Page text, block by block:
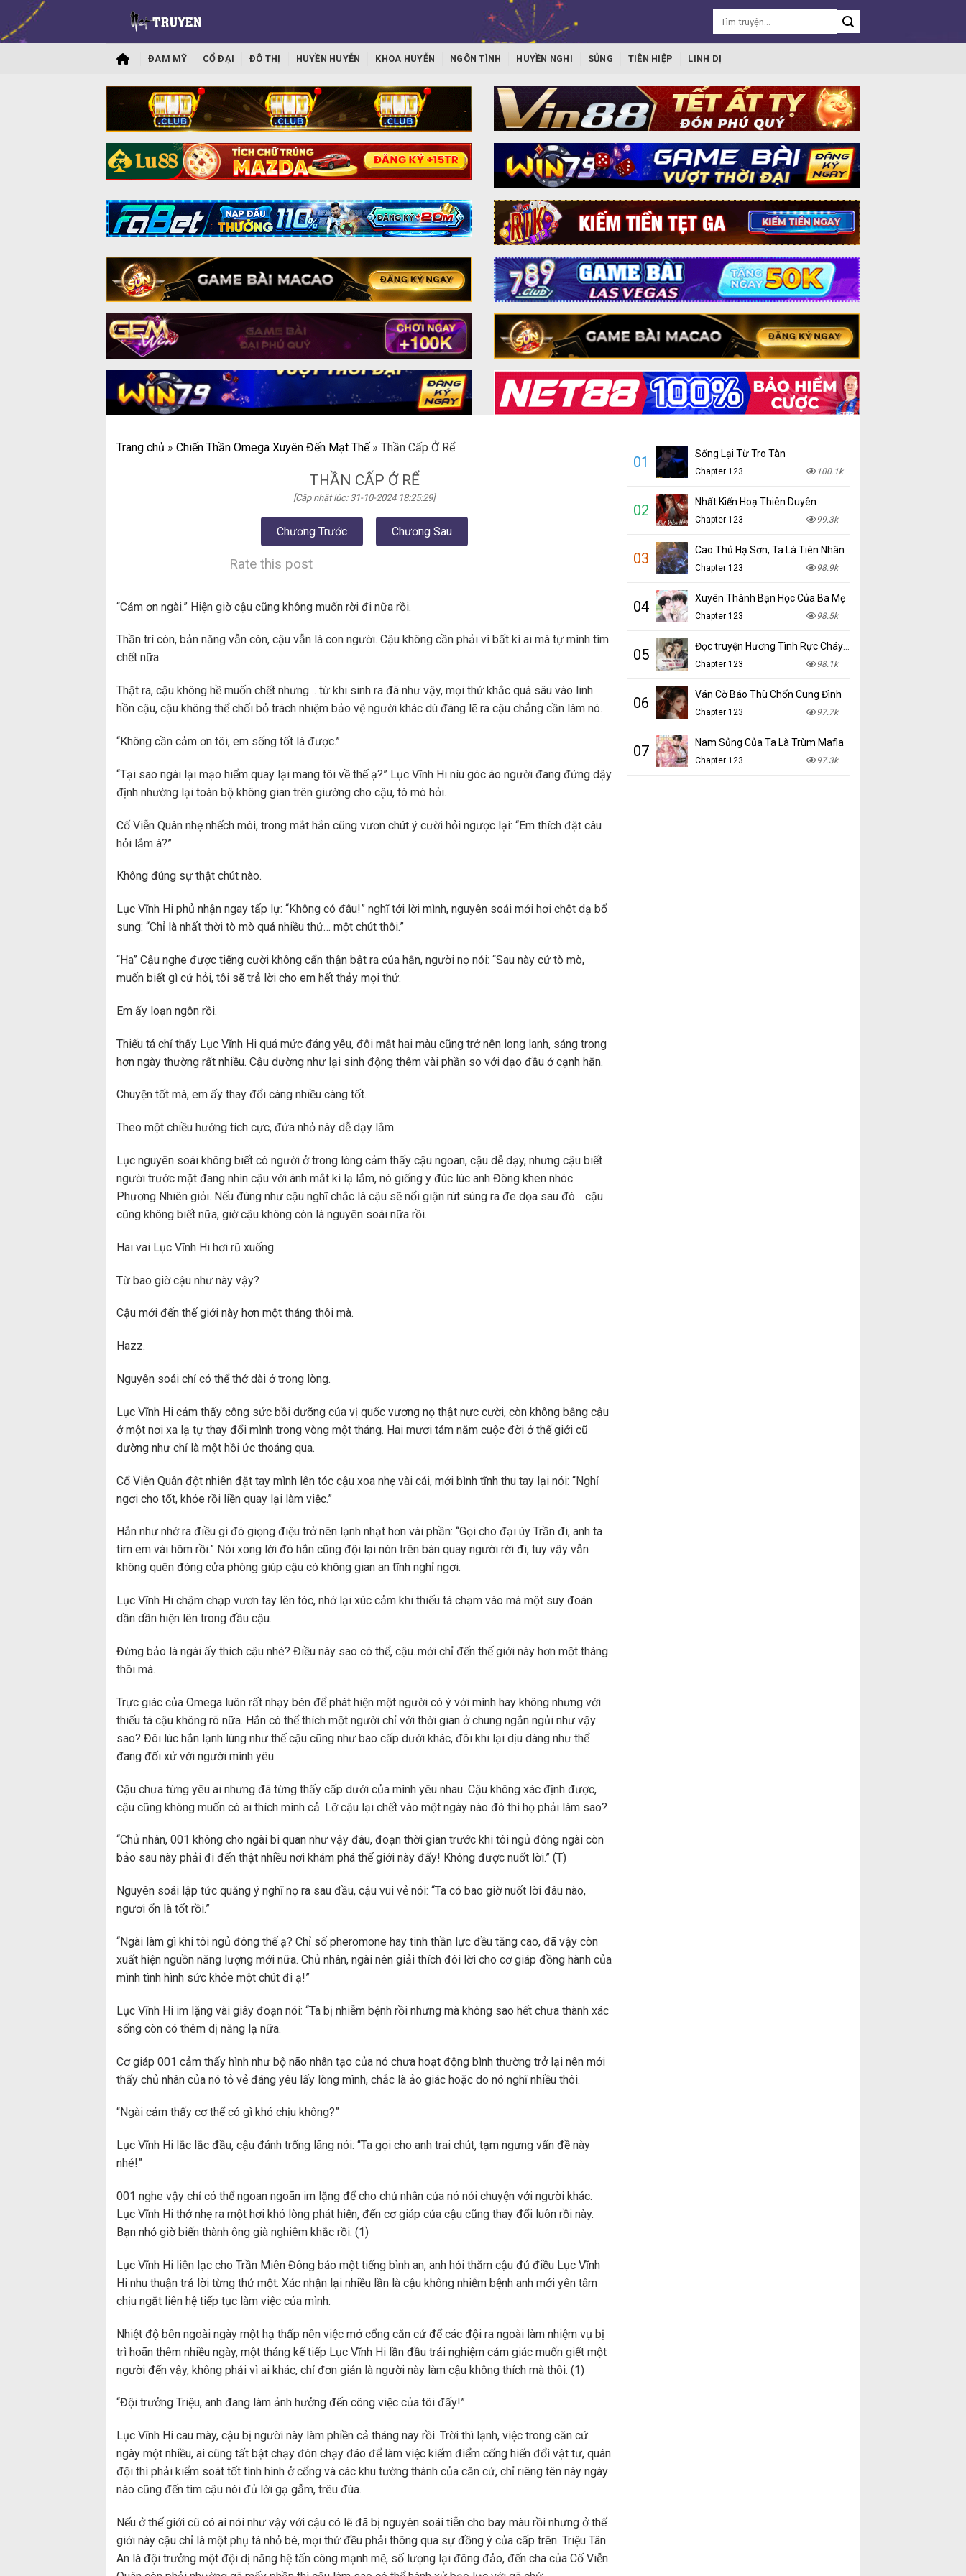
ĐAM MỸ CỔ ĐẠI ĐÔ THỊ HUYỀN HUYỄN KHOA HUYỄN NGÔN TÌNH HUYỀN NGHI SỦNG TIÊN HIỆP LINH DỊ
Trang chủ » Chiến Thần Omega Xuyên Đến Mạt Thế» Thần Cấp Ở Rể
THẦN CẤP Ở RỂ
[Cập nhật lúc: 31-10-2024 18:25:29]
Chương Trước Chương Sau
Rate this post
“Cảm ơn ngài.” Hiện giờ cậu cũng không muốn rời đi nữa rồi.
Thần trí còn, bản năng vẫn còn, cậu vẫn là con người. Cậu không cần phải vì bất kì ai mà tự mình tìm
chết nữa.
Thật ra, cậu không hề muốn chết nhưng… từ khi sinh ra đã như vậy, mọi thứ khắc quá sâu vào linh
hồn cậu, cậu không thể chối bỏ trách nhiệm bảo vệ người khác dù đáng lẽ ra cậu chẳng cần làm nó.
“Không cần cảm ơn tôi, em sống tốt là được.”
“Tại sao ngài lại mạo hiểm quay lại mang tôi về thế ạ?” Lục Vĩnh Hi níu góc áo người đang đứng dậy
định nhường lại toàn bộ không gian trên giường cho cậu, tò mò hỏi.
Cố Viễn Quân nhẹ nhếch môi, trong mắt hắn cũng vươn chút ý cười hỏi ngược lại: “Em thích đặt câu
hỏi lắm à?”
Không đúng sự thật chút nào.
Lục Vĩnh Hi phủ nhận ngay tấp lự: “Không có đâu!” nghĩ tới lời mình, nguyên soái mới hơi chột dạ bổ
sung: “Chỉ là nhất thời tò mò quá nhiều thứ… một chút thôi.”
“Ha” Cậu nghe được tiếng cười không cẩn thận bật ra của hắn, người nọ nói: “Sau này cứ tò mò,
muốn biết gì cứ hỏi, tôi sẽ trả lời cho em hết thảy mọi thứ.
Em ấy loạn ngôn rồi.
Thiếu tá chỉ thấy Lục Vĩnh Hi quá mức đáng yêu, đôi mắt hai màu cũng trở nên long lanh, sáng trong
hơn ngày thường rất nhiều. Cậu dường như lại sinh động thêm vài phần so với dạo đầu ở cạnh hắn.
Chuyện tốt mà, em ấy thay đổi càng nhiều càng tốt.
Theo một chiều hướng tích cực, đứa nhỏ này dễ dạy lắm.
Lục nguyên soái không biết có người ở trong lòng cảm thấy cậu ngoan, cậu dễ dạy, nhưng cậu biết
người trước mặt đang nhìn cậu với ánh mắt kì lạ lắm, nó giống y đúc lúc anh Đông khen nhóc
Phương Nhiên giỏi. Nếu đúng như cậu nghĩ chắc là cậu sẽ nổi giận rút súng ra đe dọa sau đó… cậu
cũng không biết nữa, giờ cậu không còn là nguyên soái nữa rồi.
Hai vai Lục Vĩnh Hi hơi rũ xuống.
Từ bao giờ cậu như này vậy?
Cậu mới đến thế giới này hơn một tháng thôi mà.
Hazz.
Nguyên soái chỉ có thể thở dài ở trong lòng.
Lục Vĩnh Hi cảm thấy công sức bồi dưỡng của vị quốc vương nọ thật nực cười, còn không bằng cậu
ở một nơi xa lạ tự thay đổi mình trong vòng một tháng. Hai mươi tám năm cuộc đời ở thế giới cũ
dường như chỉ là một hồi ức thoáng qua.
Cổ Viễn Quân đột nhiên đặt tay mình lên tóc cậu xoa nhẹ vài cái, mới bình tĩnh thu tay lại nói: “Nghỉ
ngơi cho tốt, khỏe rồi liền quay lại làm việc.”
Hắn như nhớ ra điều gì đó giọng điệu trở nên lạnh nhạt hơn vài phần: “Gọi cho đại úy Trần đi, anh ta
tìm em vài hôm rồi.” Nói xong lời đó hắn cũng đội lại nón trên bàn quay người rời đi, tuy vậy vẫn
không quên đóng cửa phòng giúp cậu có không gian an tĩnh nghỉ ngơi.
Lục Vĩnh Hi chậm chạp vươn tay lên tóc, nhớ lại xúc cảm khi thiếu tá chạm vào mà một suy đoán
dần dần hiện lên trong đầu cậu.
Đừng bảo là ngài ấy thích cậu nhé? Điều này sao có thể, cậu..mới chỉ đến thế giới này hơn một tháng
thôi mà.
Trực giác của Omega luôn rất nhạy bén để phát hiện một người có ý với mình hay không nhưng với
thiếu tá cậu không rõ nữa. Hắn có thể thích một người chỉ với thời gian ở chung ngắn ngủi như vậy
sao? Đôi lúc hắn lạnh lùng như thế cậu cũng như bao cấp dưới khác, đôi khi lại dịu dàng như thể
đang đối xử với người mình yêu.
Cậu chưa từng yêu ai nhưng đã từng thấy cấp dưới của mình yêu nhau. Cậu không xác định được,
cậu cũng không muốn có ai thích mình cả. Lỡ cậu lại chết vào một ngày nào đó thì họ phải làm sao?
“Chủ nhân, 001 không cho ngài bi quan như vậy đâu, đoạn thời gian trước khi tôi ngủ đông ngài còn
bảo sau này phải đi đến thật nhiều nơi khám phá thế giới này đấy! Không được nuốt lời.” (T)
Nguyên soái lập tức quăng ý nghĩ nọ ra sau đầu, cậu vui vẻ nói: “Ta có bao giờ nuốt lời đâu nào,
ngươi ổn là tốt rồi.”
“Ngài làm gì khi tôi ngủ đông thế ạ? Chỉ số pheromone hay tinh thần lực đều tăng cao, đã vậy còn
xuất hiện nguồn năng lượng mới nữa. Chủ nhân, ngài nên giải thích đôi lời cho cơ giáp đồng hành của
mình tình hình sức khỏe một chút đi ạ!”
Lục Vĩnh Hi im lặng vài giây đoạn nói: “Ta bị nhiễm bệnh rồi nhưng mà không sao hết chưa thành xác
sống còn có thêm dị năng lạ nữa.
Cơ giáp 001 cảm thấy hình như bộ não nhân tạo của nó chưa hoạt động bình thường trở lại nên mới
thấy chủ nhân của nó tỏ vẻ đáng yêu lấy lòng mình, chắc là ảo giác hoặc do nó nghĩ nhiều thôi.
“Ngài cảm thấy cơ thể có gì khó chịu không?”
Lục Vĩnh Hi lắc lắc đầu, cậu đánh trống lãng nói: “Ta gọi cho anh trai chút, tạm ngưng vấn đề này
nhé!”
001 nghe vậy chỉ có thể ngoan ngoãn im lặng để cho chủ nhân của nó nói chuyện với người khác.
Lục Vĩnh Hi thở nhẹ ra một hơi khó lòng phát hiện, đến cơ giáp của cậu cũng thay đổi luôn rồi này.
Bạn nhỏ giờ biến thành ông già nghiêm khắc rồi. (1)
Lục Vĩnh Hi liên lạc cho Trần Miên Đông báo một tiếng bình an, anh hỏi thăm cậu đủ điều Lục Vĩnh
Hi nhu thuận trả lời từng thứ một. Xác nhận lại nhiều lần là cậu không nhiễm bệnh anh mới yên tâm
chịu ngắt liên hệ tiếp tục làm việc của mình.
Nhiệt độ bên ngoài ngày một hạ thấp nên việc mở cổng căn cứ để các đội ra ngoài làm nhiệm vụ bị
trì hoãn thêm nhiều ngày, một tháng kế tiếp Lục Vĩnh Hi lần đầu trải nghiệm cảm giác muốn giết một
người đến vậy, không phải vì ai khác, chỉ đơn giản là người này làm cậu không thích mà thôi. (1)
“Đội trưởng Triệu, anh đang làm ảnh hưởng đến công việc của tôi đấy!”
Lục Vĩnh Hi cau mày, cậu bị người này làm phiền cả tháng nay rồi. Trời thì lạnh, việc trong căn cứ
ngày một nhiều, ai cũng tất bật chạy đôn chạy đáo để làm việc kiếm điểm cống hiến đổi vật tư, quân
đội thì phải kiểm soát tốt tình hình ở cổng và các khu tường thành của căn cứ, chỉ riêng tên này ngày
nào cũng đến tìm cậu nói đủ lời gạ gẫm, trêu đùa.
Nếu ở thế giới cũ có ai nói như vậy với cậu có lẽ đã bị nguyên soái tiễn cho bay màu rồi nhưng ở thế
giới này cậu chỉ là một phụ tá nhỏ bé, mọi thứ đều phải thông qua sự đồng ý của cấp trên. Triệu Tân
An là đội trưởng một đội dị năng hệ tấn công mạnh mẽ, số lượng lại đông đảo, đến cha của Cố Viễn
01 Sống Lại Từ Tro Tàn
Chapter 123 100.1k
02 Nhất Kiến Hoạ Thiên Duyên
Chapter 123 99.3k
03 Cao Thủ Hạ Sơn, Ta Là Tiên Nhân
Chapter 123 98.9k
04 Xuyên Thành Bạn Học Của Ba Mẹ
Chapter 123 98.5k
05
Chapter 123 98.1k
06 Ván Cờ Báo Thù Chốn Cung Đình
Chapter 123 97.7k
07 Nam Sủng Của Ta Là Trùm Mafia
Chapter 123 97.3k